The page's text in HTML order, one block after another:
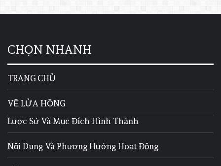
CHỌN NHANH
TRANG CHỦ
VỀ LỬA HỒNG
Lược Sử Và Mục Đích Hình Thành
Nội Dung Và Phương Hướng Hoạt Động